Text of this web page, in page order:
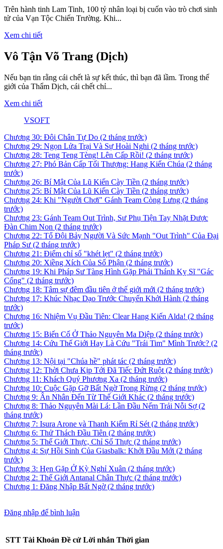
Trên hành tinh Lam Tinh, 100 tỷ nhân loại bị cuốn vào trò chơi sinh
tử của Vạn Tộc Chiến Trường. Khi...
Xem chi tiết
Vô Tận Võ Trang (Dịch)
Nếu bạn tin rằng cái chết là sự kết thúc, thì bạn đã lầm. Trong thế
giới của Thẩm Dịch, cái chết chỉ...
Xem chi tiết
VSOFT
Chương 30: Đôi Chân Tự Do (2 tháng trước)
Chương 29: Ngọn Lửa Trại Và Sự Hoài Nghi (2 tháng trước)
Chương 28: Teng Teng Tèng! Lên Cấp Rồi! (2 tháng trước)
Chương 27: Phó Bản Cấp Tối Thượng: Hang Kiến Chúa (2 tháng
trước)
Chương 26: Bí Mật Của Lũ Kiến Cày Tiền (2 tháng trước)
Chương 25: Bí Mật Của Lũ Kiến Cày Tiền (2 tháng trước)
Chương 24: Khi "Người Chơi" Gánh Team Còng Lưng (2 tháng
trước)
Chương 23: Gánh Team Out Trình, Sư Phụ Tiện Tay Nhặt Được
Đàn Chim Non (2 tháng trước)
Chương 22: Tổ Đội Bảy Người Và Sức Mạnh "Out Trình" Của Đại
Pháp Sư (2 tháng trước)
Chương 21: Điểm chỉ số "khét lẹt" (2 tháng trước)
Chương 20: Xiềng Xích Của Số Phận (2 tháng trước)
Chương 19: Khi Pháp Sư Tàng Hình Gặp Phải Thánh Kỵ Sĩ "Gác
Cổng" (2 tháng trước)
Chương 18: Tâm sự đêm đầu tiên ở thế giới mới (2 tháng trước)
Chương 17: Khúc Nhạc Dạo Trước Chuyến Khởi Hành (2 tháng
trước)
Chương 16: Nhiệm Vụ Đầu Tiên: Clear Hang Kiến Alda! (2 tháng
trước)
Chương 15: Biến Cố Ở Thảo Nguyên Ma Diệp (2 tháng trước)
Chương 14: Cứu Thế Giới Hay Là Cứu "Trái Tim" Mình Trước? (2
tháng trước)
Chương 13: Nội tại "Chúa hề" phát tác (2 tháng trước)
Chương 12: Thời Chưa Kịp Tới Đã Tiếc Đứt Ruột (2 tháng trước)
Chương 11: Khách Quý Phương Xa (2 tháng trước)
Chương 10: Cuộc Gặp Gỡ Bất Ngờ Trong Rừng (2 tháng trước)
Chương 9: Ân Nhân Đến Từ Thế Giới Khác (2 tháng trước)
Chương 8: Thảo Nguyên Mài Lá: Lần Đầu Nếm Trải Nỗi Sợ(2
tháng trước)
Chương 7: Isura Arone và Thanh Kiếm Rỉ Sét (2 tháng trước)
Chương 6: Thử Thách Đầu Tiên (2 tháng trước)
Chương 5: Thế Giới Thực, Chỉ Số Thực (2 tháng trước)
Chương 4: Sự Hồi Sinh Của Giasbalk: Khởi Đầu Mới (2 tháng
trước)
Chương 3: Hẹn Gặp Ở Kỳ Nghỉ Xuân (2 tháng trước)
Chương 2: Thế Giới Antanal Chân Thực (2 tháng trước)
Chương 1: Đăng Nhập Bất Ngờ(2 tháng trước)
Đăng nhập để bình luận
STT Tài Khoản Đề cử Lời nhắn Thời gian